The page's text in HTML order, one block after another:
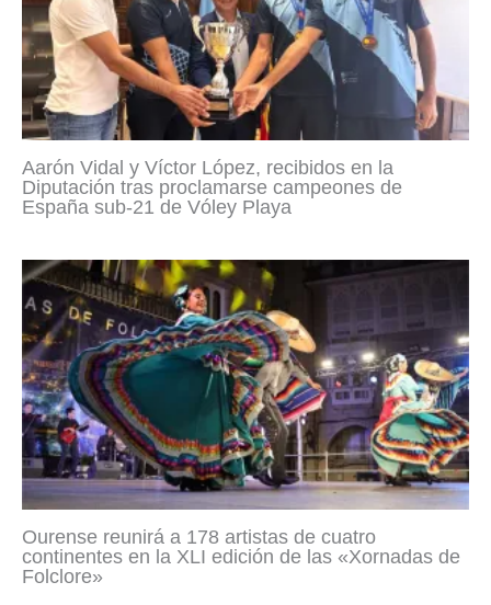
Aarón Vidal y Víctor López, recibidos en la
Diputación tras proclamarse campeones de
España sub-21 de Vóley Playa
Ourense reunirá a 178 artistas de cuatro
continentes en la XLI edición de las «Xornadas de
Folclore»